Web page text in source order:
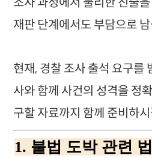
재판 단계에서도 부담으로
현재, 경찰 조사 출석 요구를
사와 함께 사건의 성격을 정
구할 자료까지 함께 준비하
1. 불법 도박 관련